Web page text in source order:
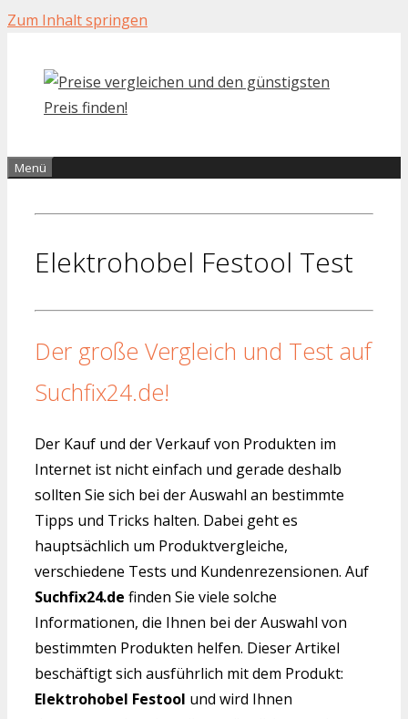
Zum Inhalt springen
Menü
Elektrohobel Festool Test
Der große Vergleich und Test auf
Suchfix24.de!
Der Kauf und der Verkauf von Produkten im
Internet ist nicht einfach und gerade deshalb
sollten Sie sich bei der Auswahl an bestimmte
Tipps und Tricks halten. Dabei geht es
hauptsächlich um Produktvergleiche,
verschiedene Tests und Kundenrezensionen. Auf
Suchfix24.de finden Sie viele solche
Informationen, die Ihnen bei der Auswahl von
bestimmten Produkten helfen. Dieser Artikel
beschäftigt sich ausführlich mit dem Produkt:
Elektrohobel Festool und wird Ihnen